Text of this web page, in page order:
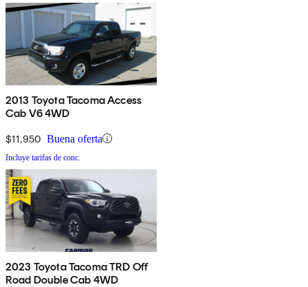
2013 Toyota Tacoma Access
Cab V6 4WD
$11,950 Buena oferta
Incluye tarifas de conc.
2023 Toyota Tacoma TRD Off
Road Double Cab 4WD